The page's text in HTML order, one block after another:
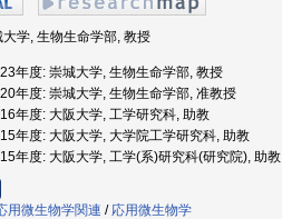
学, 生物生命学部, 教授
年度: 崇城大学, 生物生命学部, 教授
年度: 崇城大学, 生物生命学部, 准教授
年度: 大阪大学, 工学研究科, 助教
年度: 大阪大学, 大学院工学研究科, 助教
年度: 大阪大学, 工学(系)研究科(研究院), 助教
用微生物学関連 / 応用微生物学